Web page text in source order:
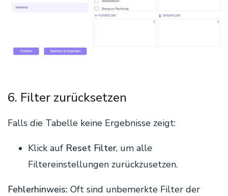
6. Filter zurücksetzen
Falls die Tabelle keine Ergebnisse zeigt:
Klick auf Reset Filter, um alle
Filtereinstellungen zurückzusetzen.
Fehlerhinweis: Oft sind unbemerkte Filter der